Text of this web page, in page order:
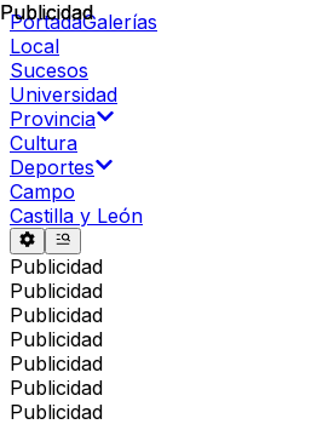
PortadaGalerías
Local
Sucesos
Universidad
Provincia
Cultura
Deportes
Campo
Castilla y León
Publicidad
Publicidad
Publicidad
Publicidad
Publicidad
Publicidad
Publicidad
Publicidad
Publicidad